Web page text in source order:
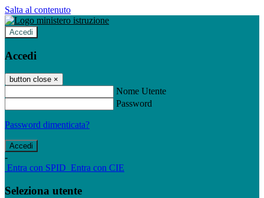
Salta al contenuto
Accedi
Accedi
button close ×
Nome Utente
Password
Password dimenticata?
-
Entra con SPID Entra con CIE
Seleziona utente